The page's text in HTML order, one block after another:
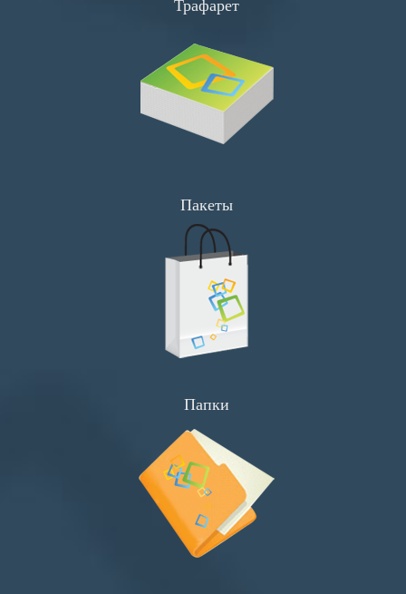
Флаеры
Буклеты
Сеты
Визитки
Флаеры
Хенгеры
Конверты
Трафарет
Пакеты
Папки